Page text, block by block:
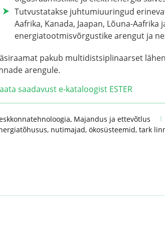
Tutvustatakse juhtumiuuringud
Aafrika, Kanada, Jaapan, Lõuna-
energiatootmisvõrgustike arengut ja
pakub multidistsiplinaarset
arengule.
saadavust e-kataloogist ESTER
, Majandus ja ettevõtlus
, nutimajad,ökosüsteemid,tark